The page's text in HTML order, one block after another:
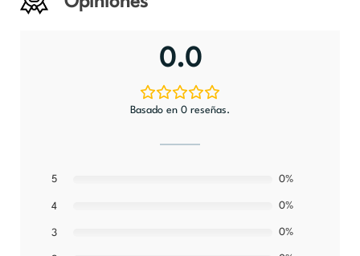
0.0
Basado en 0 reseñas.
5 0%
4 0%
3 0%